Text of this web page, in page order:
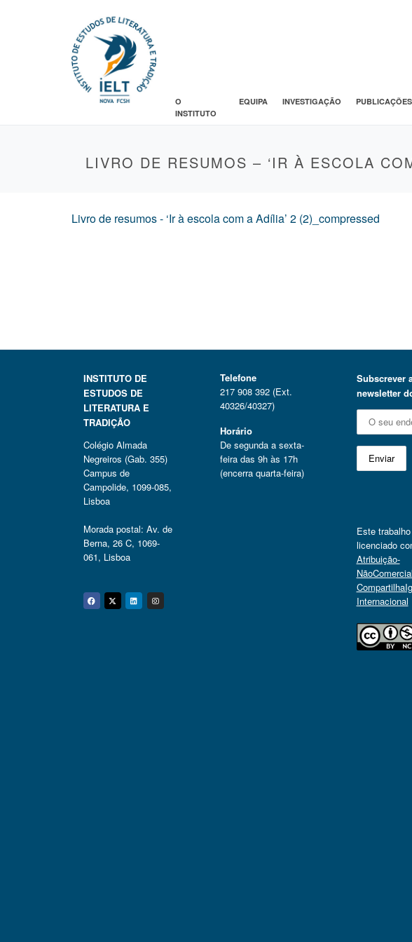
O
INSTITUTO
EQUIPA INVESTIGAÇÃO PUBLICAÇÕES
LIVRO DE RESUMOS – ‘IR À ESCOLA
Livro de resumos - ‘Ir à escola com a Adília’ 2 (2)_compressed
INSTITUTO DE
ESTUDOS DE
LITERATURA E
TRADIÇÃO
Colégio Almada
Negreiros (Gab. 355)
Campus de
Campolide, 1099-085,
Lisboa
Morada postal: Av. de
Berna, 26 C, 1069-
061, Lisboa
Facebook
Twitter
Linkedin
Instagram
Telefone
217 908 392 (Ext.
40326/40327)
Horário
De segunda a sexta-
feira das 9h às 17h
(encerra quarta-feira)
Subscrever
newsletter
Este
licenciado
Atribuição-
Internacional